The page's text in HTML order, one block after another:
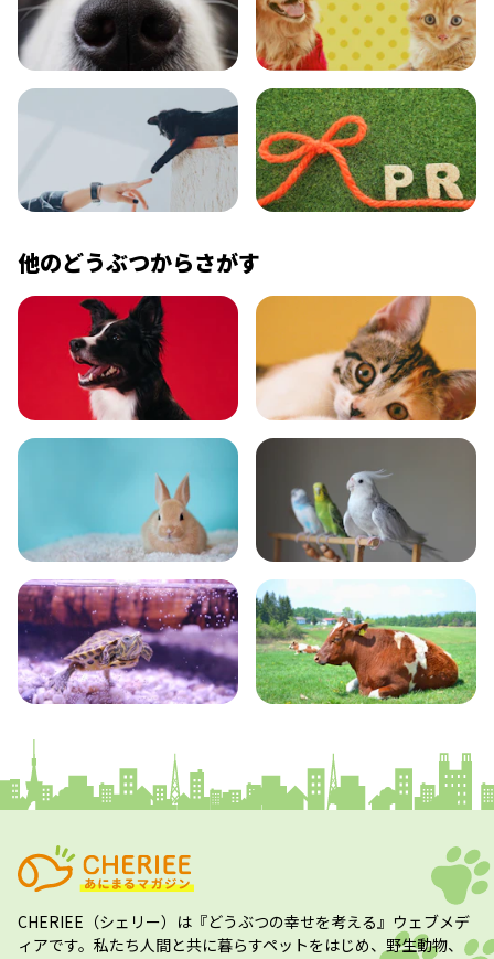
エンタメ クイズ
他のどうぶつからさがす
いぬ ねこ
小動物 とり・さかな
CHERIEE（シェリー） は『どうぶつの幸せを考える』ウェブメデ
ィアです。私たち人間と共に暮らすペットをはじめ、野生動物、